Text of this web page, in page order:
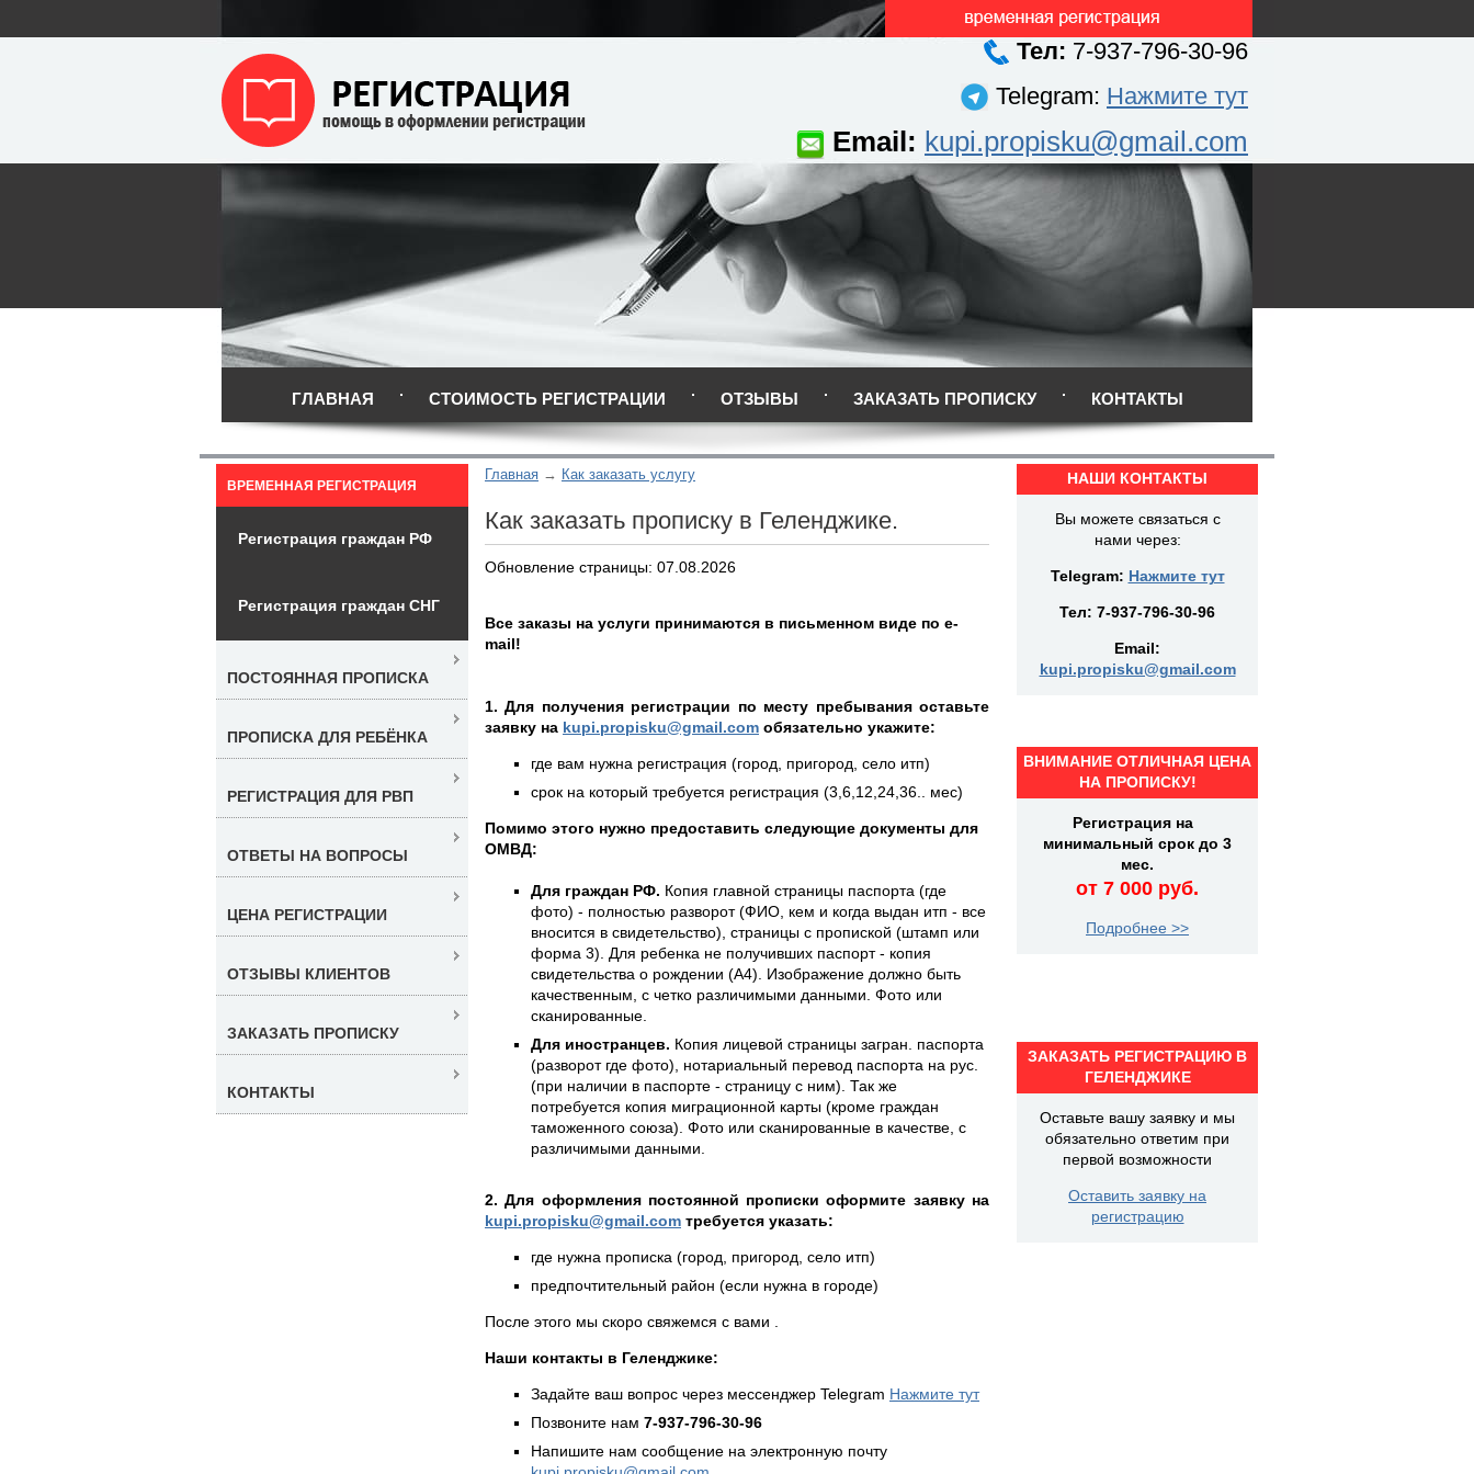
Тел: 7-937-796-30-96
Telegram: Нажмите тут
Email: kupi.propisku@gmail.com
ГЛАВНАЯ СТОИМОСТЬ РЕГИСТРАЦИИ ОТЗЫВЫ ЗАКАЗАТЬ ПРОПИСКУ КОНТАКТЫ
Главная Как заказать услугу
Как заказать прописку в Геленджике.
Обновление страницы: 07.08.2026
Все заказы на услуги принимаются в письменном виде по e-
mail!
1. Для получения регистрации по месту пребывания оставьте
заявку на kupi.propisku@gmail.com обязательно укажите:
где вам нужна регистрация (город, пригород, село итп)
срок на который требуется регистрация (3,6,12,24,36.. мес)
Помимо этого нужно предоставить следующие документы для
ОМВД:
Для граждан РФ. Копия главной страницы паспорта (где
фото) - полностью разворот (ФИО, кем и когда выдан итп - все
вносится в свидетельство), страницы с пропиской (штамп или
форма 3). Для ребенка не получивших паспорт - копия
свидетельства о рождении (А4). Изображение должно быть
качественным, с четко различимыми данными. Фото или
сканированные.
Для иностранцев. Копия лицевой страницы загран. паспорта
(разворот где фото), нотариальный перевод паспорта на рус.
(при наличии в паспорте - страницу с ним). Так же
потребуется копия миграционной карты (кроме граждан
таможенного союза). Фото или сканированные в качестве, с
различимыми данными.
2. Для оформления постоянной прописки оформите заявку на
kupi.propisku@gmail.com требуется указать:
где нужна прописка (город, пригород, село итп)
предпочтительный район (если нужна в городе)
После этого мы скоро свяжемся с вами .
Наши контакты в Геленджике:
Задайте ваш вопрос через мессенджер Telegram Нажмите тут
Позвоните нам 7-937-796-30-96
Напишите нам сообщение на электронную почту
ВРЕМЕННАЯ РЕГИСТРАЦИЯ
Регистрация граждан РФ
Регистрация граждан СНГ
ПОСТОЯННАЯ ПРОПИСКА
ПРОПИСКА ДЛЯ РЕБЁНКА
РЕГИСТРАЦИЯ ДЛЯ РВП
ОТВЕТЫ НА ВОПРОСЫ
ЦЕНА РЕГИСТРАЦИИ
ОТЗЫВЫ КЛИЕНТОВ
ЗАКАЗАТЬ ПРОПИСКУ
КОНТАКТЫ
НАШИ КОНТАКТЫ
Вы можете связаться с
нами через:
Telegram: Нажмите тут
Тел: 7-937-796-30-96
Email:
kupi.propisku@gmail.com
ВНИМАНИЕ ОТЛИЧНАЯ ЦЕНА
НА ПРОПИСКУ!
Регистрация на
минимальный срок до 3
мес.
от 7 000 руб.
Подробнее >>
ЗАКАЗАТЬ РЕГИСТРАЦИЮ В
ГЕЛЕНДЖИКЕ
Оставьте вашу заявку и мы
обязательно ответим при
первой возможности
Оставить заявку на
регистрацию